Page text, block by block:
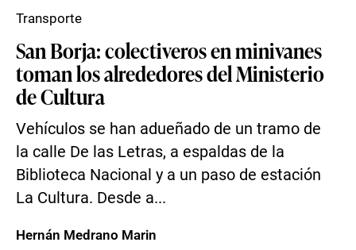
San Borja: colectiveros en minivanes
toman los alrededores del Ministerio
de Cultura
Vehículos se han adueñado de un tramo de
la calle De las Letras, a espaldas de la
Biblioteca Nacional y a un paso de estación
La Cultura. Desde a...
Transporte
Hernán Medrano Marin